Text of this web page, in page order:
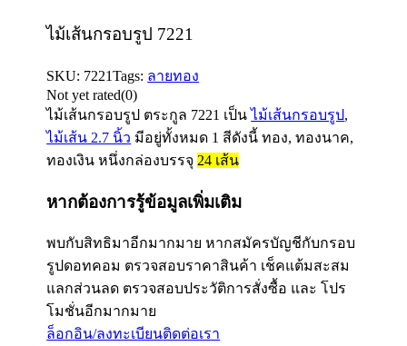
ไม้เส้นกรอบรูป 7221
SKU: 7221Tags: ลายทอง
Not yet rated(0)
ไม้เส้นกรอบรูป ตระกูล 7221 เป็นไม้เส้นกรอบรูป,
ไม้เส้น 2.7 นิ้ว มีอยู่ทั้งหมด 1 สีดังนี้ ทอง, ทองนาค,
ทองเงิน หนึ่งกล่องบรรจุ 24 เส้น
หากต้องการรู้ข้อมูลเพิ่มเติม
พบกับสิทธิมาอีกมากมาย หากสมัครบัญชีกับกรอบ
รูปดอทคอม ตรวจสอบราคาสินค้า เช็คแต้มสะสม
แลกส่วนลด ตรวจสอบประวัติการสั่งซื้อ และ โปร
โมชั่นอีกมากมาย
ล็อกอิน/ลงทะเบียนติดต่อเรา